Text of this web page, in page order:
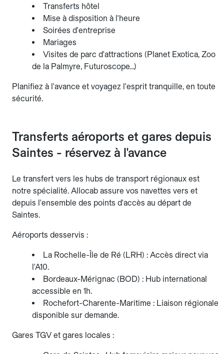
Transferts hôtel
Mise à disposition à l'heure
Soirées d'entreprise
Mariages
Visites de parc d'attractions (Planet Exotica, Zoo
de la Palmyre, Futuroscope…)
Planifiez à l'avance et voyagez l'esprit tranquille, en toute
sécurité.
Transferts aéroports et gares depuis
Saintes - réservez à l'avance
Le transfert vers les hubs de transport régionaux est
notre spécialité. Allocab assure vos navettes vers et
depuis l'ensemble des points d'accès au départ de
Saintes.
Aéroports desservis :
La Rochelle-Île de Ré (LRH) : Accès direct via
l'A10.
Bordeaux-Mérignac (BOD) : Hub international
accessible en 1h.
Rochefort-Charente-Maritime : Liaison régionale
disponible sur demande.
Gares TGV et gares locales :